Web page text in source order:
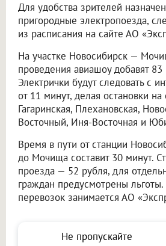
Для удобства зрителей
пригородные электропоезда,
из расписания на сайте АО
На участке Новосибирск —
проведения авиашоу добавят
Электрички будут следовать с
от 11 минут, делая остановки на
Гагаринская, Плехановская,
Восточный, Иня-Восточная и
Время в пути от станции
до Мочища составит 30 минут.
проезда — 52 рубля, для
граждан предусмотрены
перевозок занимается АО
Не пропускайте